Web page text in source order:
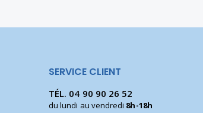
SERVICE CLIENT
TÉL. 04 90 90 26 52
du lundi au vendredi 8h-18h